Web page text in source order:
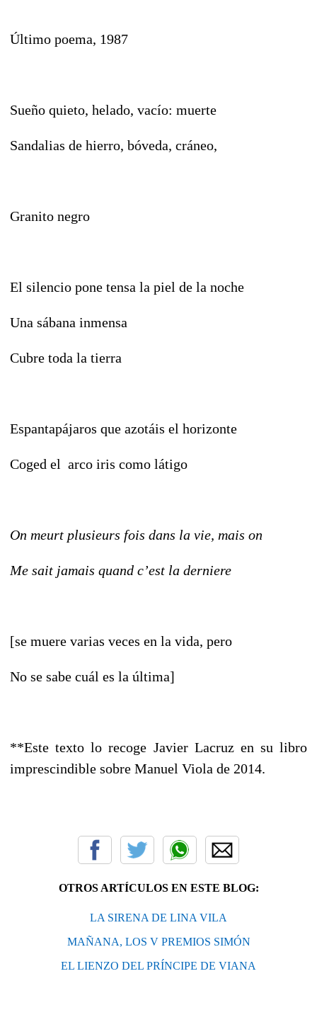
Último poema, 1987
Sueño quieto, helado, vacío: muerte
Sandalias de hierro, bóveda, cráneo,
Granito negro
El silencio pone tensa la piel de la noche
Una sábana inmensa
Cubre toda la tierra
Espantapájaros que azotáis el horizonte
Coged el arco iris como látigo
On meurt plusieurs fois dans la vie, mais on
Me sait jamais quand c’est la derniere
[se muere varias veces en la vida, pero
No se sabe cuál es la última]
**Este texto lo recoge Javier Lacruz en su libro
imprescindible sobre Manuel Viola de 2014.
OTROS ARTÍCULOS EN ESTE BLOG:
LA SIRENA DE LINA VILA
MAÑANA, LOS V PREMIOS SIMÓN
EL LIENZO DEL PRÍNCIPE DE VIANA